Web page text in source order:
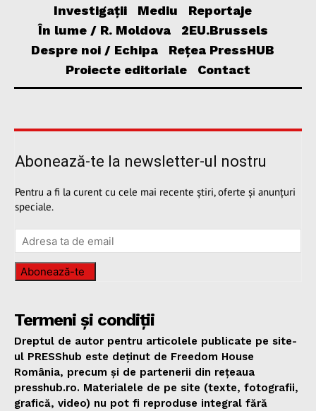
Investigații
Mediu
Reportaje
În lume / R. Moldova
2EU.Brussels
Despre noi / Echipa
Rețea PressHUB
Proiecte editoriale
Contact
Abonează-te la newsletter-ul nostru
Pentru a fi la curent cu cele mai recente știri, oferte și anunțuri
speciale.
Abonează-te
Termeni și condiții
Dreptul de autor pentru articolele publicate pe site-
ul PRESShub este deținut de Freedom House
România, precum și de partenerii din rețeaua
presshub.ro. Materialele de pe site (texte, fotografii,
grafică, video) nu pot fi reproduse integral fără